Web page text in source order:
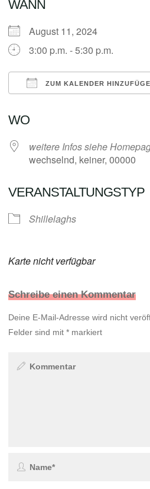
WANN
August 11, 2024
3:00 p.m. - 5:30 p.m.
ZUM KALENDER
WO
weitere Infos siehe
wechselnd, keiner, 00000
VERANSTALTUNGSTYP
Shillelaghs
Karte nicht verfügbar
Schreibe einen Kommentar
Deine E-Mail-Adresse wird nicht
Felder sind mit* markiert